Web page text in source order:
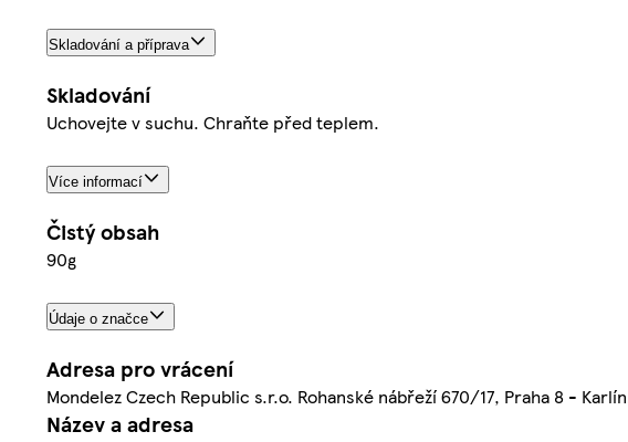
Skladování a příprava
Skladování
Uchovejte v suchu. Chraňte před teplem.
Více informací
Čistý obsah
90g
Údaje o značce
Adresa pro vrácení
Mondelez Czech Republic s.r.o. Rohanské nábřeží 670/17, Praha 8 -
Název a adresa